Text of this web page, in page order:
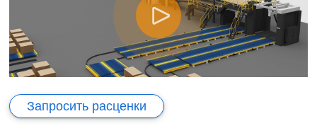
Запросить расценки